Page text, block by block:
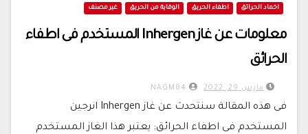
اخماد الحرائق اطفاء الحريق الوقاية من الحريق غير مصنف
معلومات عن غاز Inhergen المستخدم فى اطفاء
الحرائق
مارس 29, 2022
فى هذه المقالة سنتحدث عن غاز Inhergen انرجين
المستخدم فى اطفاء الحرائق: يعتبر هذا الغاز المستخدم